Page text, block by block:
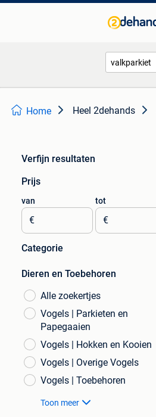
Home Heel 2dehands
Verfijn resultaten
Prijs
van
€
tot
€
Categorie
Dieren en Toebehoren
Alle zoekertjes
Vogels | Parkieten en
Papegaaien
Vogels | Hokken en Kooien
Vogels | Overige Vogels
Vogels | Toebehoren
Toon meer